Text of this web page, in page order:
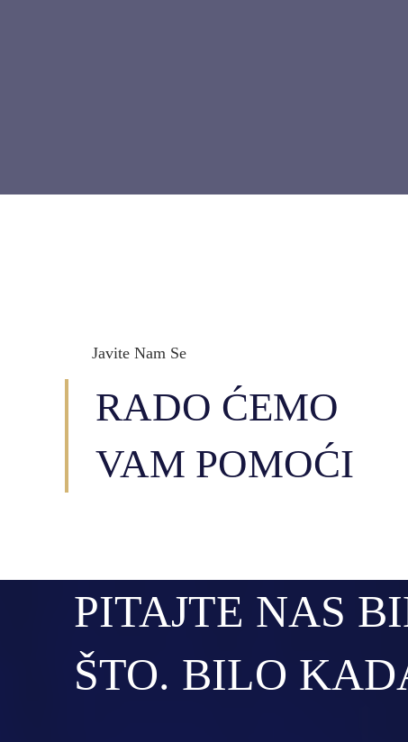
Javite Nam Se
RADO ĆEMO
VAM POMOĆI
PITAJTE NAS
ŠTO. BILO